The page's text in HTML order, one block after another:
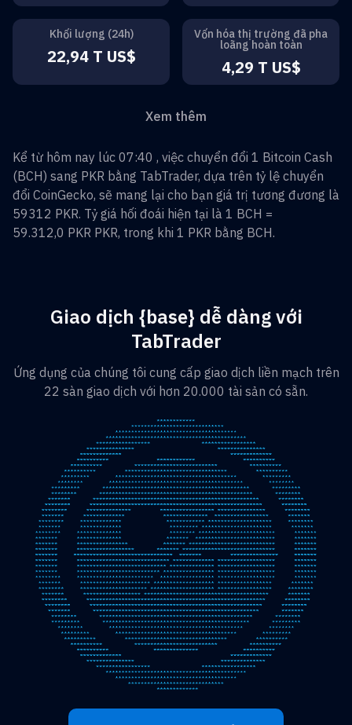
Khối lượng (24h)
22,94 T US$
Vốn hóa thị trường đã pha
loãng hoàn toàn
4,29 T US$
Xem thêm
Kể từ hôm nay lúc 07:40 , việc chuyển đổi 1 Bitcoin Cash
(BCH) sang PKR bằng TabTrader, dựa trên tỷ lệ chuyển
đổi CoinGecko, sẽ mang lại cho bạn giá trị tương đương là
59312 PKR. Tỷ giá hối đoái hiện tại là 1 BCH =
59.312,0 PKR PKR, trong khi 1 PKR bằng BCH.
Giao dịch {base} dễ dàng với
TabTrader
Ứng dụng của chúng tôi cung cấp giao dịch liền mạch trên
22 sàn giao dịch với hơn 20.000 tài sản có sẵn.